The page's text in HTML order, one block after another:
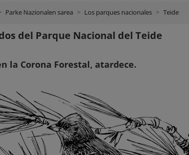
Parke Nazionalen sarea Los parques nacionales Teide
del Parque Nacional del Teide
la Corona Forestal, atardece.